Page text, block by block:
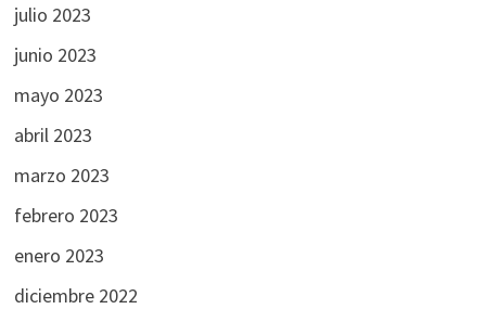
julio 2023
junio 2023
mayo 2023
abril 2023
marzo 2023
febrero 2023
enero 2023
diciembre 2022